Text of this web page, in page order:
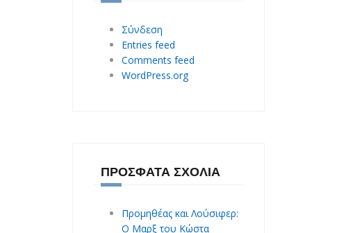
Σύνδεση
Entries feed
Comments feed
WordPress.org
ΠΡΌΣΦΑΤΑ ΣΧΌΛΙΑ
Προμηθέας και Λούσιφερ:
O Mαρξ του Κώστα